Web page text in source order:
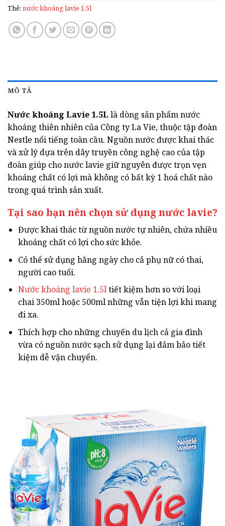
Thẻ: nước khoáng lavie 1.5l
MÔ TẢ
Nước khoáng Lavie 1.5L là dòng sản phẩm nước
khoáng thiên nhiên của Công ty La Vie, thuộc tập đoàn
Nestle nổi tiếng toàn cầu. Nguồn nước được khai thác
và xử lý dựa trên dây truyền công nghệ cao của tập
đoàn giúp cho nước lavie giữ nguyên được trọn vẹn
khoáng chất có lợi mà không có bất kỳ 1 hoá chất nào
trong quá trình sản xuất.
Tại sao bạn nên chọn sử dụng nước lavie?
Được khai thác từ nguồn nước tự nhiên, chứa nhiều
khoáng chất có lợi cho sức khỏe.
Có thể sử dụng hằng ngày cho cả phụ nữ có thai,
người cao tuổi.
Nước khoáng lavie 1.5ltiết kiệm hơn so với loại
chai 350ml hoặc 500ml những vẫn tiện lợi khi mang
đi xa.
Thích hợp cho những chuyến du lịch cả gia đình
vừa có nguồn nước sạch sử dụng lại đảm bảo tiết
kiệm dễ vận chuyển.